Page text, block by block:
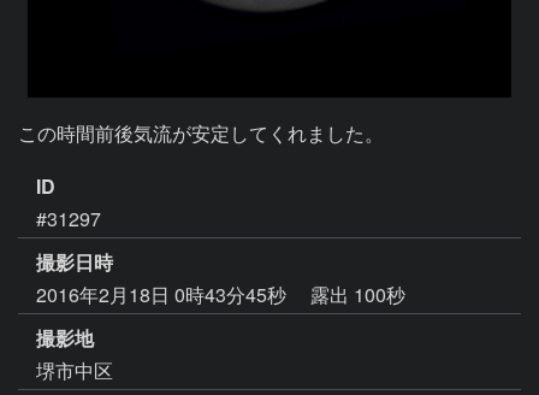
この時間前後気流が安定してくれました。
ID
#31297
撮影日時
2016年2月18日 0時43分45秒
露出 100秒
撮影地
堺市中区